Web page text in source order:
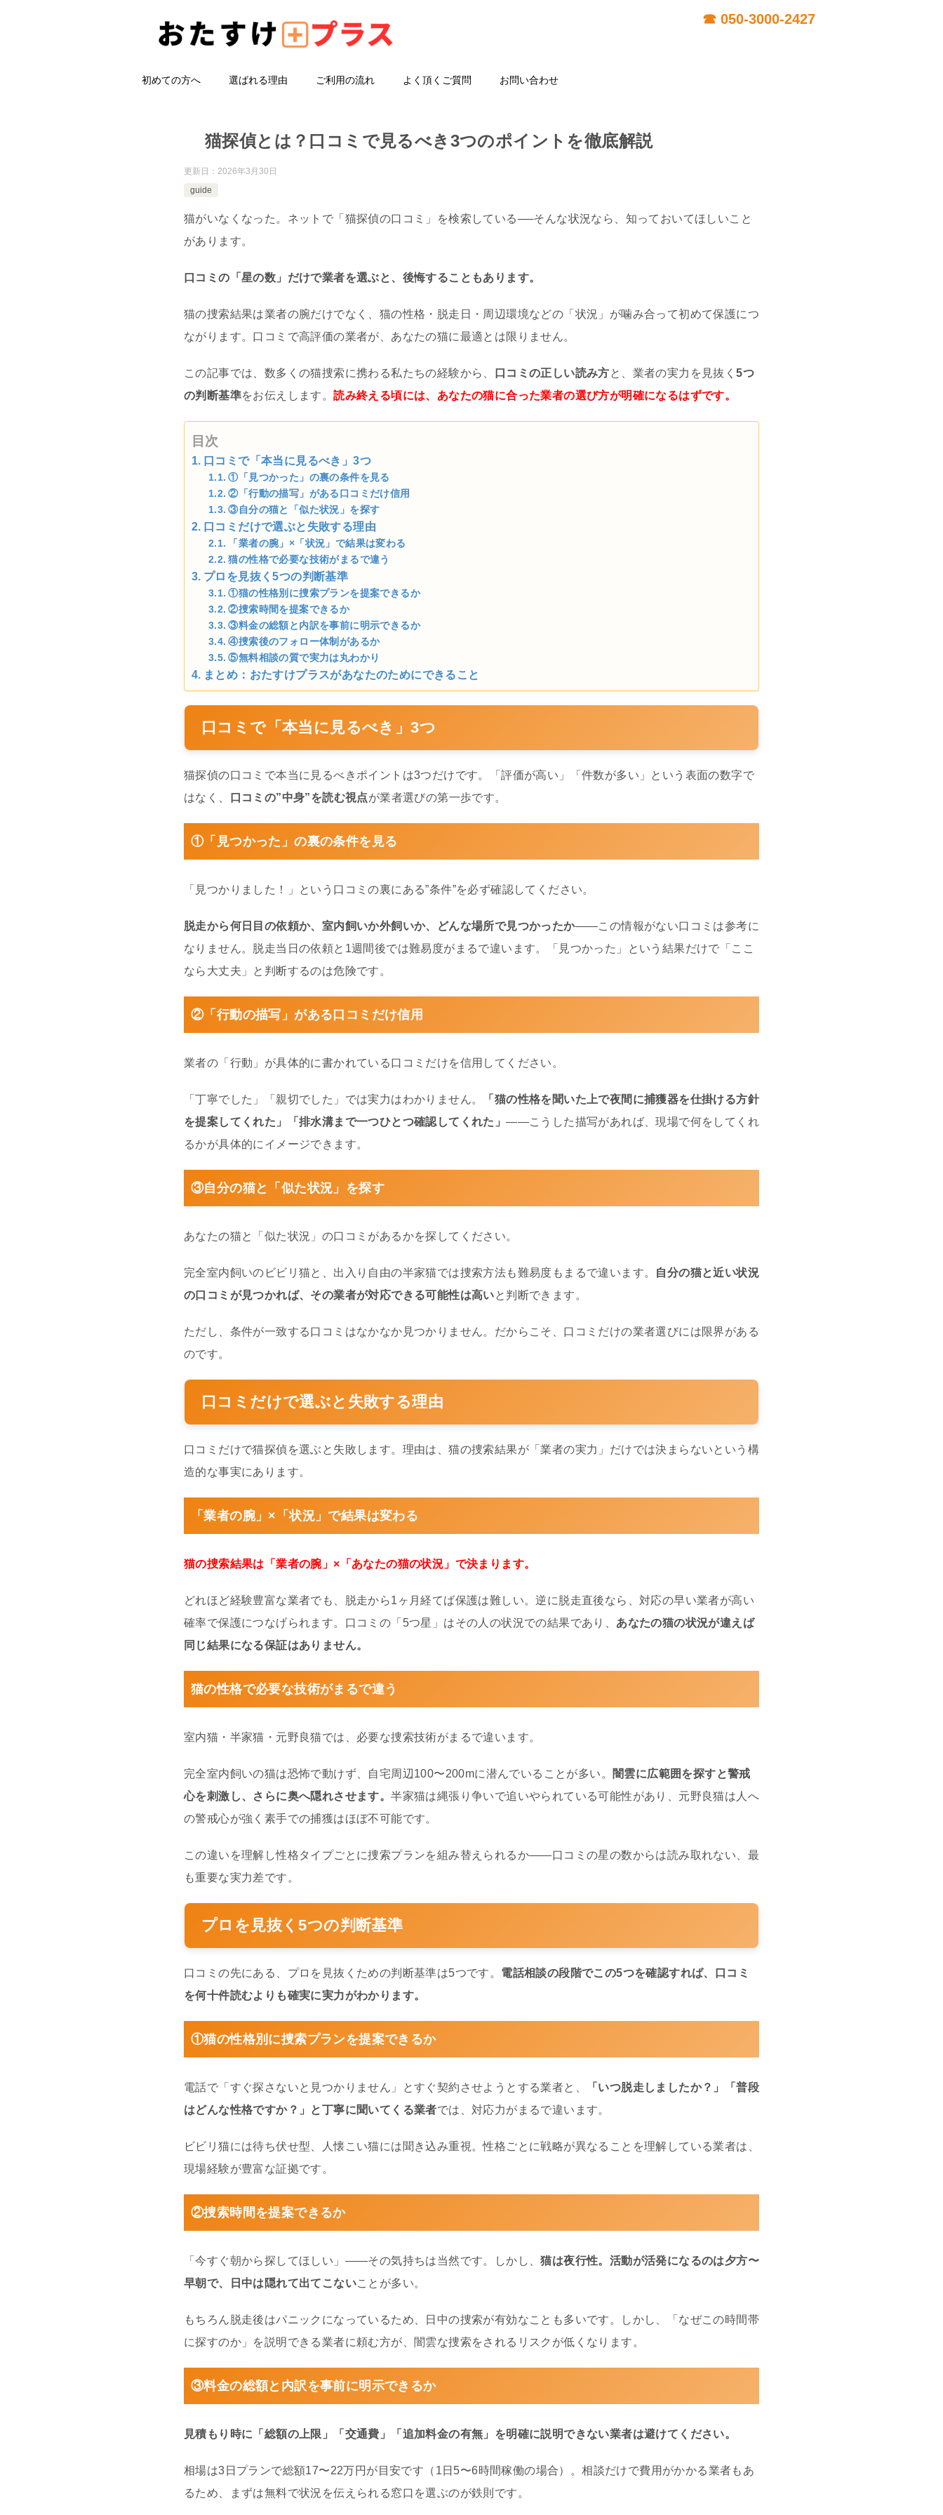
初めての方へ 選ばれる理由 ご利用の流れ よく頂くご質問 お問い合わせ
猫探偵とは？口コミで見るべき3つのポイントを徹底解説
更新日： 2026年3月30日
guide
猫がいなくなった。ネットで「猫探偵の口コミ」を検索している──そんな状況なら、知っておいてほしいこと
があります。
口コミの「星の数」だけで業者を選ぶと、後悔することもあります。
猫の捜索結果は業者の腕だけでなく、猫の性格・脱走日・周辺環境などの「状況」が噛み合って初めて保護につ
ながります。口コミで高評価の業者が、あなたの猫に最適とは限りません。
この記事では、数多くの猫捜索に携わる私たちの経験から、 口コミの正しい読み方と、業者の実力を見抜く5つ
の判断基準をお伝えします。読み終える頃には、あなたの猫に合った業者の選び方が明確になるはずです。
目次
口コミで「本当に見るべき」3つ
①「見つかった」の裏の条件を見る
②「行動の描写」がある口コミだけ信用
③自分の猫と「似た状況」を探す
口コミだけで選ぶと失敗する理由
「業者の腕」×「状況」で結果は変わる
猫の性格で必要な技術がまるで違う
プロを見抜く5つの判断基準
①猫の性格別に捜索プランを提案できるか
②捜索時間を提案できるか
③料金の総額と内訳を事前に明示できるか
④捜索後のフォロー体制があるか
⑤無料相談の質で実力は丸わかり
まとめ：おたすけプラスがあなたのためにできること
口コミで「本当に見るべき」3つ
猫探偵の口コミで本当に見るべきポイントは3つだけです。「評価が高い」「件数が多い」という表面の数字で
はなく、
口コミの”中身”を読む視点が業者選びの第一歩です。
①「見つかった」の裏の条件を見る
「見つかりました！」という口コミの裏にある”条件”を必ず確認してください。
脱走から何日目の依頼か、室内飼いか外飼いか、どんな場所で見つかったか——この情報がない口コミは参考に
なりません。脱走当日の依頼と1週間後では難易度がまるで違います。「見つかった」という結果だけで「ここ
なら大丈夫」と判断するのは危険です。
②「行動の描写」がある口コミだけ信用
業者の「行動」が具体的に書かれている口コミだけを信用してください。
「丁寧でした」「親切でした」では実力はわかりません。
「猫の性格を聞いた上で夜間に捕獲器を仕掛ける方針
を提案してくれた」「排水溝まで一つひとつ確認してくれた」——こうした描写があれば、現場で何をしてくれ
るかが具体的にイメージできます。
③自分の猫と「似た状況」を探す
あなたの猫と「似た状況」の口コミがあるかを探してください。
完全室内飼いのビビリ猫と、出入り自由の半家猫では捜索方法も難易度もまるで違います。 自分の猫と近い状況
の口コミが見つかれば、その業者が対応できる可能性は高いと判断できます。
ただし、条件が一致する口コミはなかなか見つかりません。だからこそ、口コミだけの業者選びには限界がある
のです。
口コミだけで選ぶと失敗する理由
口コミだけで猫探偵を選ぶと失敗します。理由は、猫の捜索結果が「業者の実力」だけでは決まらないという構
造的な事実にあります。
「業者の腕」×「状況」で結果は変わる
猫の捜索結果は「業者の腕」×「あなたの猫の状況」で決まります。
どれほど経験豊富な業者でも、脱走から1ヶ月経てば保護は難しい。逆に脱走直後なら、対応の早い業者が高い
確率で保護につなげられます。口コミの「5つ星」はその人の状況での結果であり、 あなたの猫の状況が違えば
同じ結果になる保証はありません。
猫の性格で必要な技術がまるで違う
室内猫・半家猫・元野良猫では、必要な捜索技術がまるで違います。
完全室内飼いの猫は恐怖で動けず、自宅周辺100〜200mに潜んでいることが多い。
闇雲に広範囲を探すと警戒
心を刺激し、さらに奥へ隠れさせます。半家猫は縄張り争いで追いやられている可能性があり、元野良猫は人へ
の警戒心が強く素手での捕獲はほぼ不可能です。
この違いを理解し性格タイプごとに捜索プランを組み替えられるか——口コミの星の数からは読み取れない、最
も重要な実力差です。
プロを見抜く5つの判断基準
口コミの先にある、プロを見抜くための判断基準は5つです。 電話相談の段階でこの5つを確認すれば、口コミ
を何十件読むよりも確実に実力がわかります。
①猫の性格別に捜索プランを提案できるか
電話で「すぐ探さないと見つかりません」とすぐ契約させようとする業者と、
「いつ脱走しましたか？」「普段
はどんな性格ですか？」と丁寧に聞いてくる業者では、対応力がまるで違います。
ビビリ猫には待ち伏せ型、人懐こい猫には聞き込み重視。性格ごとに戦略が異なることを理解している業者は、
現場経験が豊富な証拠です。
②捜索時間を提案できるか
「今すぐ朝から探してほしい」——その気持ちは当然です。しかし、猫は夜行性。活動が活発になるのは夕方〜
早朝で、日中は隠れて出てこないことが多い。
もちろん脱走後はパニックになっているため、日中の捜索が有効なことも多いです。しかし、「なぜこの時間帯
に探すのか」を説明できる業者に頼む方が、闇雲な捜索をされるリスクが低くなります。
③料金の総額と内訳を事前に明示できるか
見積もり時に「総額の上限」「交通費」「追加料金の有無」を明確に説明できない業者は避けてください。
相場は3日プランで総額17〜22万円が目安です（1日5〜6時間稼働の場合）。相談だけで費用がかかる業者もあ
るため、まずは無料で状況を伝えられる窓口を選ぶのが鉄則です。